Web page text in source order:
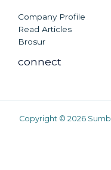
Company Profile
Read Articles
Brosur
connect
Copyright © 2026